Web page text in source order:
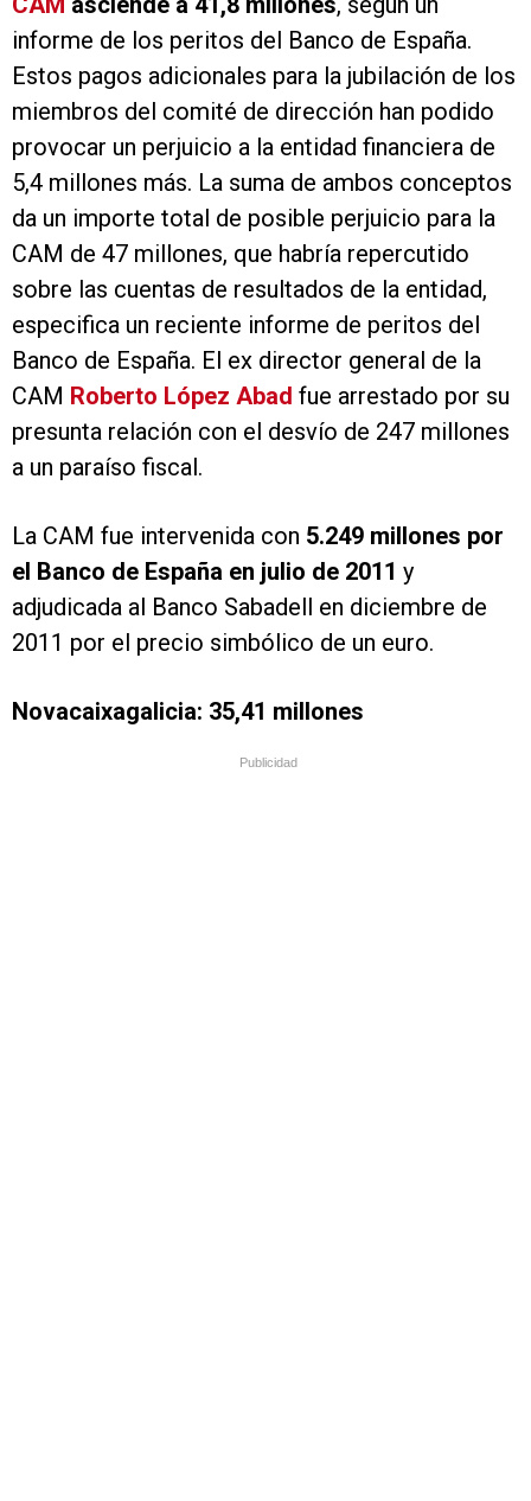
informe de los peritos del Banco de España.
Estos pagos adicionales para la jubilación de los
miembros del comité de dirección han podido
provocar un perjuicio a la entidad financiera de
5,4 millones más. La suma de ambos conceptos
da un importe total de posible perjuicio para la
CAM de 47 millones, que habría repercutido
sobre las cuentas de resultados de la entidad,
especifica un reciente informe de peritos del
Banco de España. El ex director general de la
CAM Roberto López Abad fue arrestado por su
presunta relación con el desvío de 247 millones
a un paraíso fiscal.
La CAM fue intervenida con 5.249 millones por
el Banco de España en julio de 2011 y
adjudicada al Banco Sabadell en diciembre de
2011 por el precio simbólico de un euro.
Novacaixagalicia: 35,41 millones
Publicidad